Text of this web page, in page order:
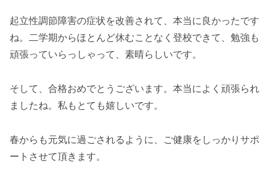
起立性調節障害の症状を改善されて、本当に良かったです
ね。二学期からほとんど休むことなく登校できて、勉強も
頑張っていらっしゃって、素晴らしいです。
そして、合格おめでとうございます。本当によく頑張られ
ましたね。私もとても嬉しいです。
春からも元気に過ごされるように、ご健康をしっかりサポ
ートさせて頂きます。